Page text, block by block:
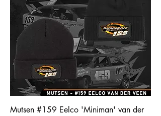
Mutsen #159 Eelco 'Miniman' van der